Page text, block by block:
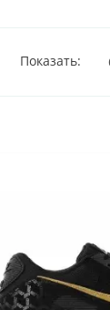
Показать: